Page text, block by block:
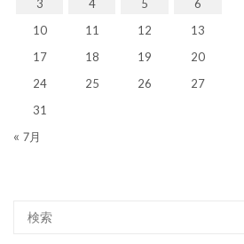
3 4 5 6
10
11 12 13
17
18 19 20
24
25 26 27
31
« 7月